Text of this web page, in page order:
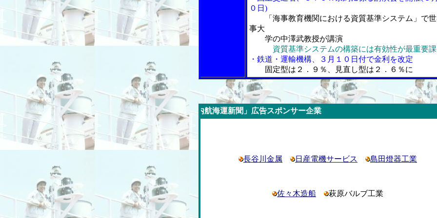
０日)
「海事教育機関における資質基準システム」で
事大
学の中澤武教授が講演
資質基準システムの構築には有効性が最重要
・鉄道・運輸機構、３月１０日付で金利を改定
固定型は２．９％、見直し型は２．６％に
今週の「内航海運新聞」広告スポンサー企業
長谷川金属 日産電機サービス 島田燈器工業
佐々木造船 萩原バルブ工業